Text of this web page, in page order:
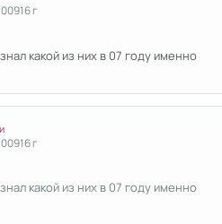
16 г
какой из них в 07 году именно
16 г
какой из них в 07 году именно